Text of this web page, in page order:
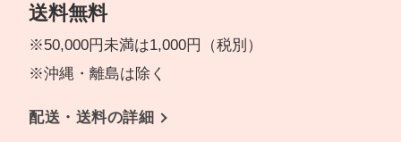
送料無料
※50,000円未満は1,000円（税別）
※沖縄・離島は除く
配送・送料の詳細